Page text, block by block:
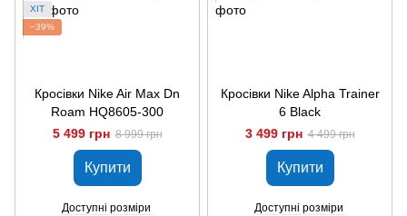
ХІТ
−39%
Кросівки Nike Air Max Dn
Roam HQ8605-300
5 499 грн 8 999 грн
Купити
Доступні розміри
Кросівки Nike Alpha Trainer
6 Black
3 499 грн 4 499 грн
Купити
Доступні розміри